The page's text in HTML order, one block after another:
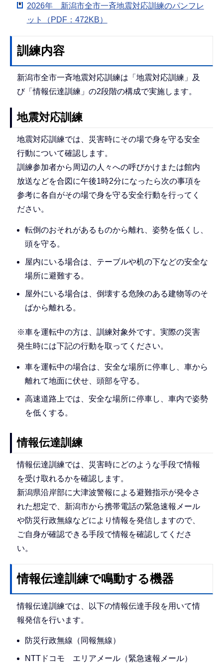
2026年 新潟市全市一斉地震対応訓練のパンフレ
ット（PDF：472KB）
訓練内容
新潟市全市一斉地震対応訓練は「地震対応訓練」及
び「情報伝達訓練」の2段階の構成で実施します。
地震対応訓練
地震対応訓練では、災害時にその場で身を守る安全
行動について確認します。
訓練参加者から周辺の人々への呼びかけまたは館内
放送などを合図に午後1時2分になったら次の事項を
参考に各自がその場で身を守る安全行動を行ってく
ださい。
転倒のおそれがあるものから離れ、姿勢を低くし、
頭を守る。
屋内にいる場合は、テーブルや机の下などの安全な
場所に避難する。
屋外にいる場合は、倒壊する危険のある建物等のそ
ばから離れる。
※車を運転中の方は、訓練対象外です。実際の災害
発生時には下記の行動を取ってください。
車を運転中の場合は、安全な場所に停車し、車から
離れて地面に伏せ、頭部を守る。
高速道路上では、安全な場所に停車し、車内で姿勢
を低くする。
情報伝達訓練
情報伝達訓練では、災害時にどのような手段で情報
を受け取れるかを確認します。
新潟県沿岸部に大津波警報による避難指示が発令さ
れた想定で、新潟市から携帯電話の緊急速報メール
や防災行政無線などにより情報を発信しますので、
ご自身が確認できる手段で情報を確認してくださ
い。
情報伝達訓練で鳴動する機器
情報伝達訓練では、以下の情報伝達手段を用いて情
報発信を行います。
防災行政無線（同報無線）
NTTドコモ エリアメール（緊急速報メール）